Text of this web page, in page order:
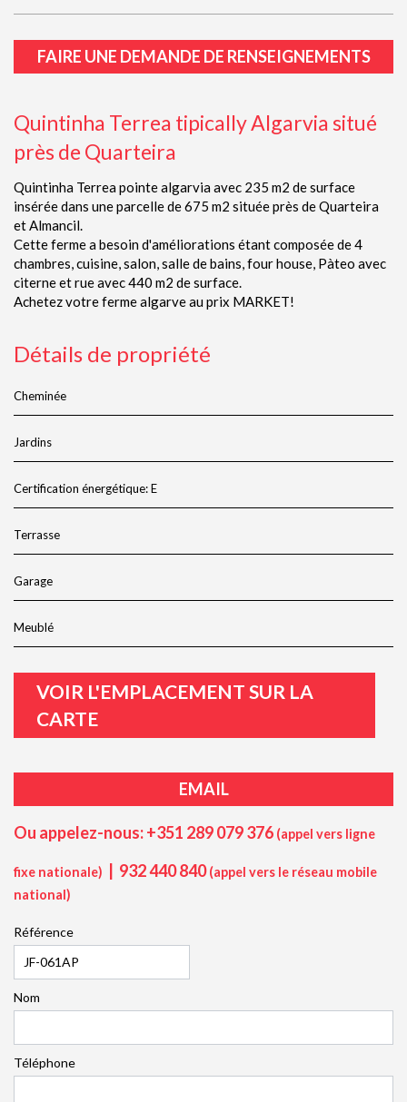
FAIRE UNE DEMANDE DE RENSEIGNEMENTS
Quintinha Terrea tipically Algarvia situé
près de Quarteira
Quintinha Terrea pointe algarvia avec 235 m2 de surface
insérée dans une parcelle de 675 m2 située près de Quarteira
et Almancil.
Cette ferme a besoin d'améliorations étant composée de 4
chambres, cuisine, salon, salle de bains, four house, Pàteo avec
citerne et rue avec 440 m2 de surface.
Achetez votre ferme algarve au prix MARKET!
Détails de propriété
Cheminée
Jardins
Certification énergétique: E
Terrasse
Garage
Meublé
VOIR L'EMPLACEMENT SUR LA
CARTE
EMAIL
Ou appelez-nous: +351 289 079 376 (appel vers ligne
fixe nationale) 932 440 840(appel vers le réseau mobile
national)
Référence
Nom
Téléphone